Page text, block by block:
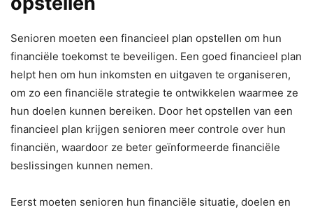
Senioren moeten een financieel plan opstellen om hun
financiële toekomst te beveiligen. Een goed financieel plan
helpt hen om hun inkomsten en uitgaven te organiseren,
om zo een financiële strategie te ontwikkelen waarmee ze
hun doelen kunnen bereiken. Door het opstellen van een
financieel plan krijgen senioren meer controle over hun
financiën, waardoor ze beter geïnformeerde financiële
beslissingen kunnen nemen.
Eerst moeten senioren hun financiële situatie, doelen en